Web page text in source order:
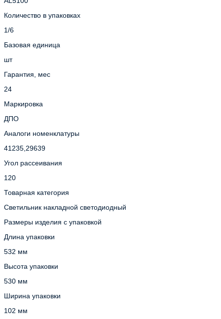
Количество в упаковках
1/6
Базовая единица
шт
Гарантия, мес
24
Маркировка
ДПО
Аналоги номенклатуры
41235,29639
Угол рассеивания
120
Товарная категория
Светильник накладной светодиодный
Размеры изделия с упаковкой
Длина упаковки
532 мм
Высота упаковки
530 мм
Ширина упаковки
102 мм